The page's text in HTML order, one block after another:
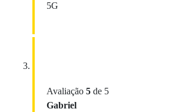
5G
Avaliação 5 de 5
Gabriel